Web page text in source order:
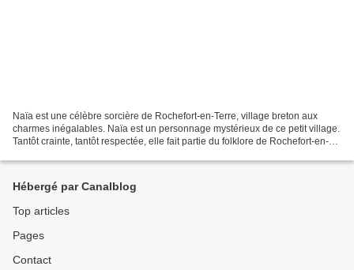
Naïa est une célèbre sorcière de Rochefort-en-Terre, village breton aux
charmes inégalables. Naïa est un personnage mystérieux de ce petit village.
Tantôt crainte, tantôt respectée, elle fait partie du folklore de Rochefort-en-
Hébergé par Canalblog
Top articles
Pages
Contact